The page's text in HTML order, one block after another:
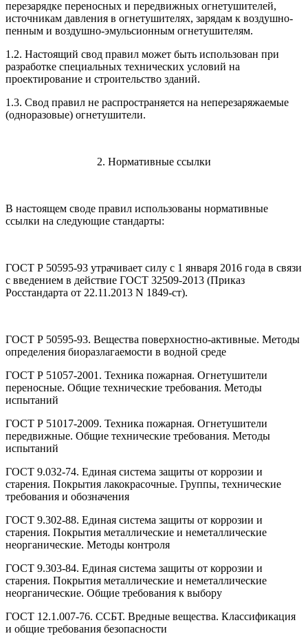
перезарядке переносных и передвижных огнетушителей,
источникам давления в огнетушителях, зарядам к воздушно-
пенным и воздушно-эмульсионным огнетушителям.
1.2. Настоящий свод правил может быть использован при
разработке специальных технических условий на
проектирование и строительство зданий.
1.3. Свод правил не распространяется на неперезаряжаемые
(одноразовые) огнетушители.
2. Нормативные ссылки
В настоящем своде правил использованы нормативные
ссылки на следующие стандарты:
ГОСТ Р 50595-93 утрачивает силу с 1 января 2016 года в связи
с введением в действие ГОСТ 32509-2013 (Приказ
Росстандарта от 22.11.2013 N 1849-ст).
ГОСТ Р 50595-93. Вещества поверхностно-активные. Методы
определения биоразлагаемости в водной среде
ГОСТ Р 51057-2001. Техника пожарная. Огнетушители
переносные. Общие технические требования. Методы
испытаний
ГОСТ Р 51017-2009. Техника пожарная. Огнетушители
передвижные. Общие технические требования. Методы
испытаний
ГОСТ 9.032-74. Единая система защиты от коррозии и
старения. Покрытия лакокрасочные. Группы, технические
требования и обозначения
ГОСТ 9.302-88. Единая система защиты от коррозии и
старения. Покрытия металлические и неметаллические
неорганические. Методы контроля
ГОСТ 9.303-84. Единая система защиты от коррозии и
старения. Покрытия металлические и неметаллические
неорганические. Общие требования к выбору
ГОСТ 12.1.007-76. ССБТ. Вредные вещества. Классификация
и общие требования безопасности